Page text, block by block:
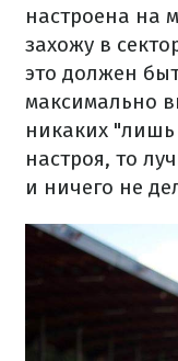
настроена на
захожу в
это должен
максимально
никаких
настроя, то
и ничего не